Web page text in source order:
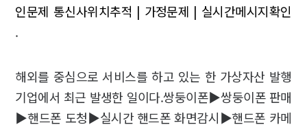
인문제 통신사위치추적 | 가정문제 | 실시간메시지확인
.
해외를 중심으로 서비스를 하고 있는 한 가상자산 발행
기업에서 최근 발생한 일이다.쌍둥이폰▶쌍둥이폰 판매
▶핸드폰 도청▶실시간 핸드폰 화면감시▶핸드폰 카메